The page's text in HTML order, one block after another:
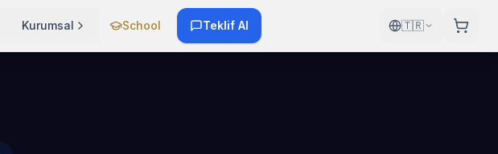
Kurumsal School Teklif Al 🇹🇷